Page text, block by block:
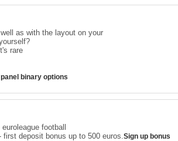
as with the layout on your
rare
binary options
football
deposit bonus up to 500 euros.Sign up bonus